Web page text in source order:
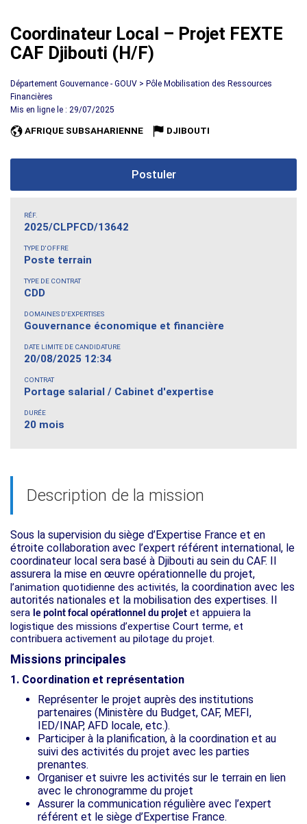
Coordinateur Local – Projet FEXTE
CAF Djibouti (H/F)
Département Gouvernance - GOUV > Pôle Mobilisation des Ressources
Financières
Mis en ligne le : 29/07/2025
AFRIQUE SUBSAHARIENNE DJIBOUTI
Postuler
RÉF.
2025/CLPFCD/13642
TYPE D'OFFRE
Poste terrain
TYPE DE CONTRAT
CDD
DOMAINES D'EXPERTISES
Gouvernance économique et financière
DATE LIMITE DE CANDIDATURE
20/08/2025 12:34
CONTRAT
Portage salarial / Cabinet d'expertise
DURÉE
20 mois
Description de la mission
Sous la supervision du siège d’Expertise France et en
étroite collaboration avec l’expert référent international, le
coordinateur local sera basé à Djibouti au sein du CAF. Il
assurera la mise en œuvre opérationnelle du projet,
l’animation quotidienne des activités, la coordination avec les
autorités nationales et la mobilisation des expertises. Il
sera le point focal opérationnel du projet et appuiera la
logistique des missions d’expertise Court terme, et
contribuera activement au pilotage du projet.
Missions principales
1. Coordination et représentation
Représenter le projet auprès des institutions
partenaires (Ministère du Budget, CAF, MEFI,
IED/INAP, AFD locale, etc.).
Participer à la planification, à la coordination et au
suivi des activités du projet avec les parties
prenantes.
Organiser et suivre les activités sur le terrain en lien
avec le chronogramme du projet
Assurer la communication régulière avec l’expert
référent et le siège d’Expertise France.